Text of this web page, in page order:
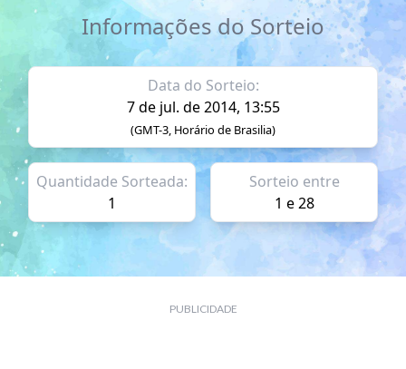
Informações do Sorteio
Data do Sorteio:
7 de jul. de 2014, 13:55
(GMT-3, Horário de Brasilia)
Quantidade Sorteada:
1
Sorteio entre
1 e 28
PUBLICIDADE